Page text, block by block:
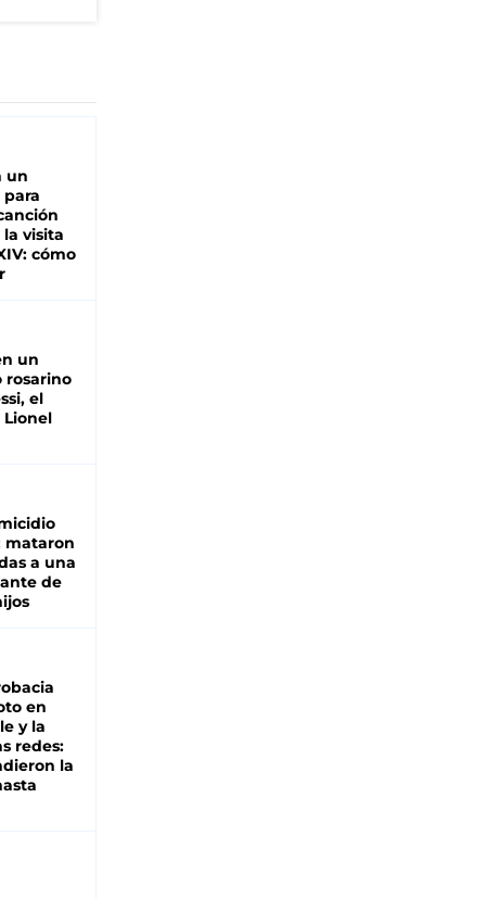
un
para
visita
cómo
un
rosarino
el
mataron
a una
de
en
y la
redes:
la